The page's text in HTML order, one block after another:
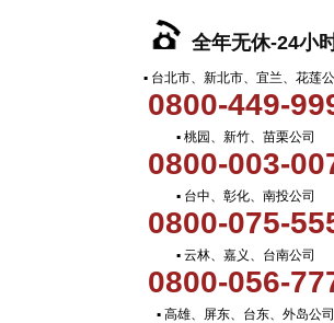
全年无休-24小
▪ 台北市、新北市、宜兰、花莲
0800-449-
▪ 桃园、新竹、苗栗公司
0800-003-
▪ 台中、彰化、南投公司
0800-075-
▪ 云林、嘉义、台南公司
0800-056-
▪ 高雄、屏东、台东、外岛公司